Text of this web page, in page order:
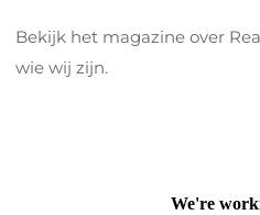
Bekijk het magazine over
wie wij zijn.